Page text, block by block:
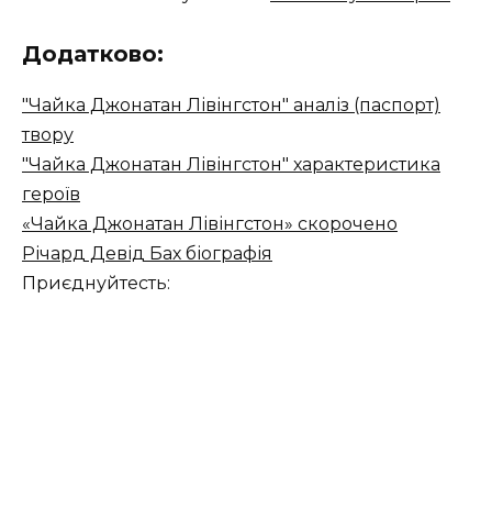
Додатково:
"Чайка Джонатан Лівінгстон" аналіз (паспорт)
твору
"Чайка Джонатан Лівінгстон" характеристика
героїв
«Чайка Джонатан Лівінгстон» скорочено
Річард Девід Бах біографія
Приєднуйтесть: